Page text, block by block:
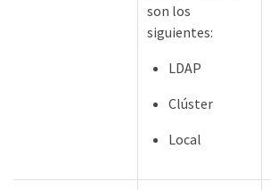
son los
siguientes:
LDAP
Clúster
Local